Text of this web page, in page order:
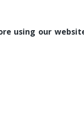
using our